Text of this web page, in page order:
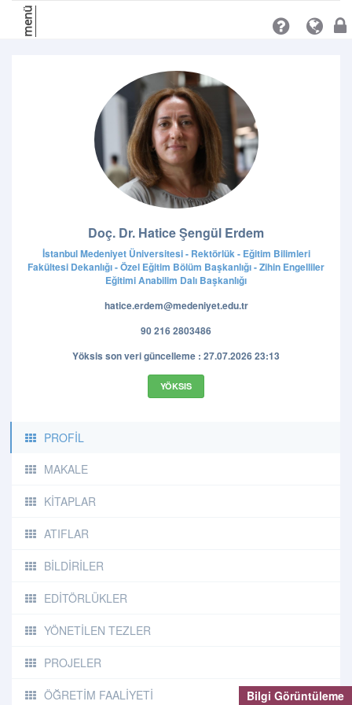
Bilgi Görüntüleme
menü
Doç. Dr. Hatice Şengül Erdem
İstanbul Medeniyet Üniversitesi - Rektörlük - Eğitim Bilimleri
Fakültesi Dekanlığı - Özel Eğitim Bölüm Başkanlığı - Zihin Engelliler
Eğitimi Anabilim Dalı Başkanlığı
hatice.erdem@medeniyet.edu.tr
90 216 2803486
Yöksis son veri güncelleme : 27.07.2026 23:13
YÖKSIS
PROFİL
MAKALE
KİTAPLAR
ATIFLAR
BİLDİRİLER
EDİTÖRLÜKLER
YÖNETİLEN TEZLER
PROJELER
ÖĞRETİM FAALİYETİ